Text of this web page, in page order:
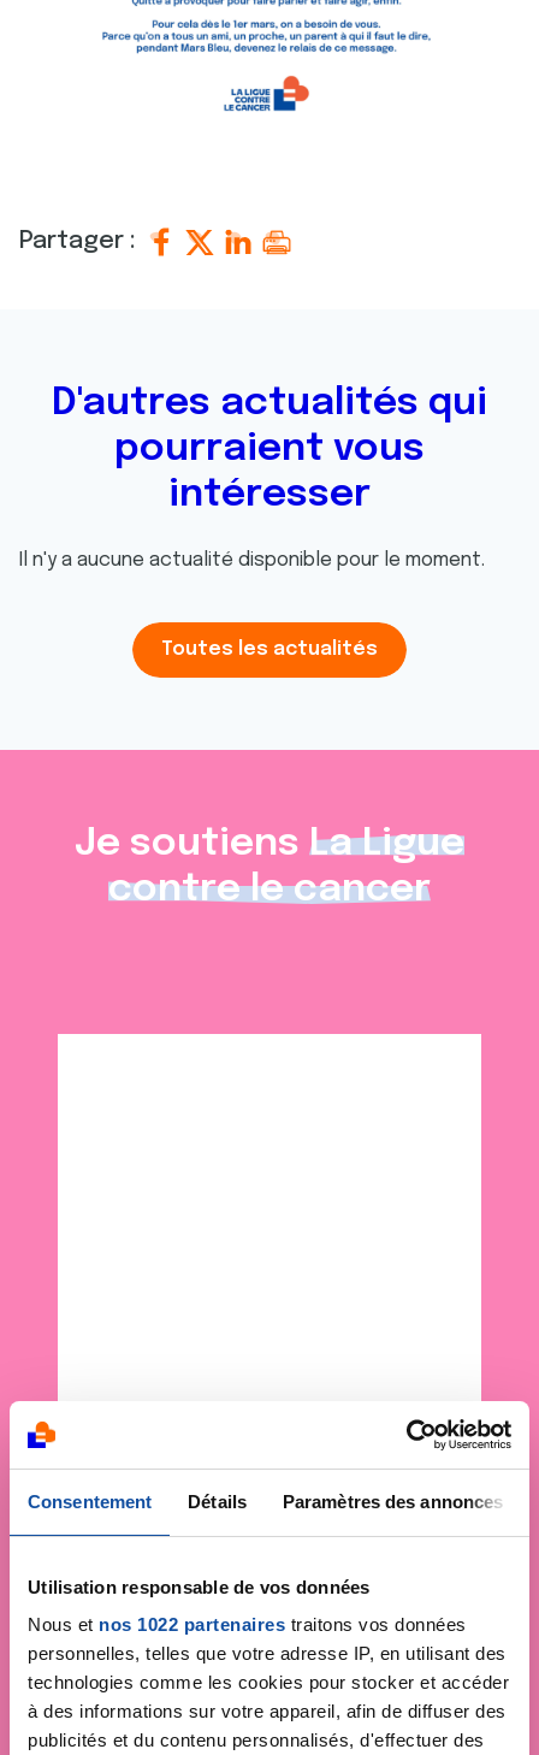
Consentement Détails Paramètres des annonces
Utilisation responsable de vos données
Nous et nos 1022 partenaires traitons vos données
personnelles, telles que votre adresse IP, en utilisant des
technologies comme les cookies pour stocker et accéder
à des informations sur votre appareil, afin de diffuser des
publicités et du contenu personnalisés, d'effectuer des
Partager :
D'autres actualités qui
pourraient vous
intéresser
Il n'y a aucune actualité disponible pour le moment.
Toutes les actualités
Je soutiens La Ligue
contre le cancer